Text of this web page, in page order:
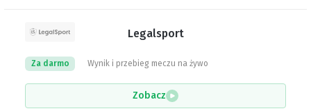
Legalsport
Wynik i przebieg meczu na żywo
Za darmo
Zobacz